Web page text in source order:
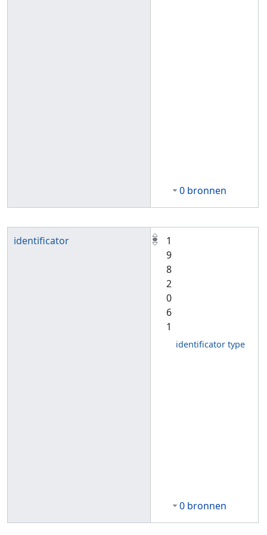
0 bronnen
identificator
1
9
8
2
0
6
1
identificator type
0 bronnen